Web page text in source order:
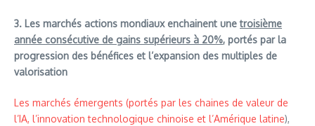
3. Les marchés actions mondiaux enchainent unetroisième
année consécutive de gains supérieurs à 20%, portés par la
progression des bénéfices et l’expansion des multiples de
valorisation
Les marchés émergents (portés par les chaines de valeur de
l’IA, l’innovation technologique chinoise et l’Amérique latine),